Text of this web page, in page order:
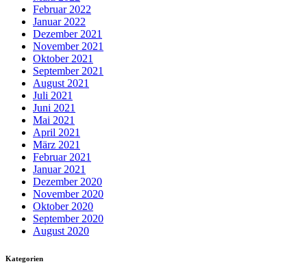
Februar 2022
Januar 2022
Dezember 2021
November 2021
Oktober 2021
September 2021
August 2021
Juli 2021
Juni 2021
Mai 2021
April 2021
März 2021
Februar 2021
Januar 2021
Dezember 2020
November 2020
Oktober 2020
September 2020
August 2020
Kategorien